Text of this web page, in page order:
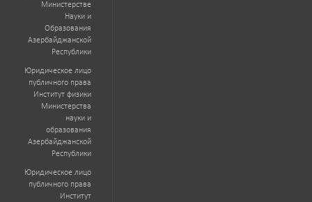
Министерстве
Науки и
Образования
Азербайджанской
Республики
Юридическое лицо
публичного права
Институт физики
Министерства
науки и
образования
Азербайджанской
Республики
Юридическое лицо
публичного права
Институт